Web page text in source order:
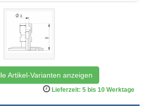
Artikel-Varianten anzeigen
Lieferzeit: 5 bis 10 Werktage